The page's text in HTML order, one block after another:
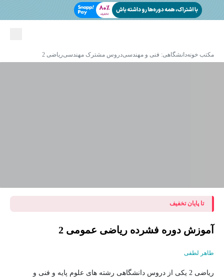
مکتب خونهدانشگاهی: فنی و مهندسیدروس مشترک مهندسیریاضی 2
تا پایان تخفیف
آموزش دوره فشرده ریاضی عمومی 2
طاهر لطفی
ریاضی 2 یکی از دروس دانشگاهی رشته های علوم پایه و فنی و